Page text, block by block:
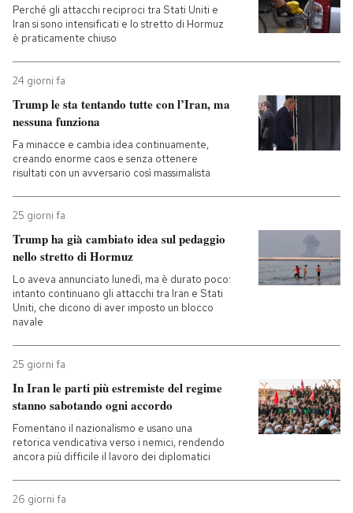
Perché gli attacchi reciproci tra Stati Uniti e
Iran si sono intensificati e lo stretto di Hormuz
è praticamente chiuso
24 giorni fa
Trump le sta tentando tutte con l’Iran, ma
nessuna funziona
Fa minacce e cambia idea continuamente,
creando enorme caos e senza ottenere
risultati con un avversario così massimalista
25 giorni fa
Trump ha già cambiato idea sul pedaggio
nello stretto di Hormuz
Lo aveva annunciato lunedì, ma è durato poco:
intanto continuano gli attacchi tra Iran e Stati
Uniti, che dicono di aver imposto un blocco
navale
25 giorni fa
In Iran le parti più estremiste del regime
stanno sabotando ogni accordo
Fomentano il nazionalismo e usano una
retorica vendicativa verso i nemici, rendendo
ancora più difficile il lavoro dei diplomatici
26 giorni fa